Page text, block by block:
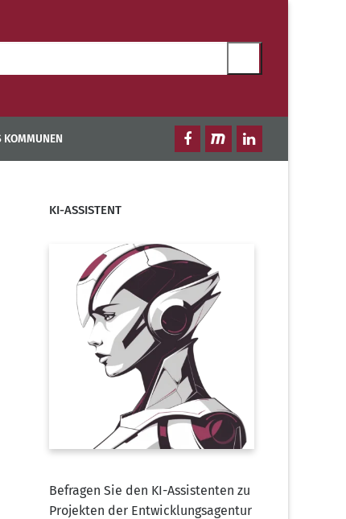
KOMMUNEN
KI-ASSISTENT
Befragen Sie den KI-Assistenten zu
Projekten der Entwicklungsagentur